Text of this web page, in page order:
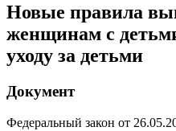
Новые правила
женщинам с
уходу за детьми
Документ
Федеральный закон от